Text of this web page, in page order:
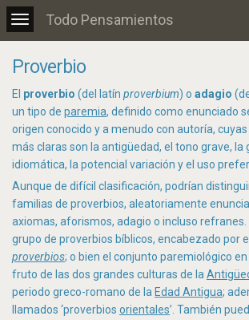
Toggle
navigation
Todo Pensamientos
Proverbio
El proverbio (del latín proverbium)​ o adagio
un tipo de paremia, definido como enunciado
origen conocido y a menudo con autoría,
más claras son la antigüedad, el tono grave, la
idiomática, la potencial variación y el uso
Aunque de difícil clasificación, podrían
familias de proverbios, aleatoriamente
axiomas, aforismos, adagio o incluso refranes.
grupo de proverbios bíblicos, encabezado por el
proverbios; o bien el conjunto paremiológico
fruto de las dos grandes culturas de la
periodo greco-romano de la Edad Antigua;
llamados ‘proverbios orientales’. También